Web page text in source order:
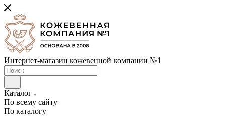
Интернет-магазин кожевенной компании №1
Каталог
По всему сайту
По каталогу